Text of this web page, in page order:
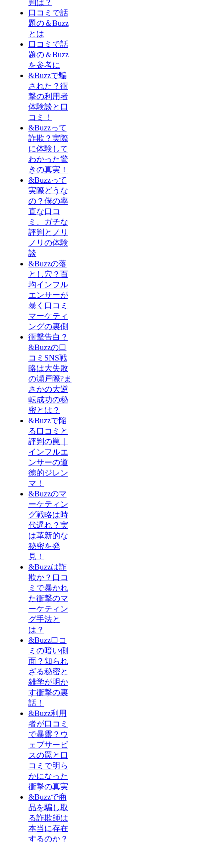
判は？
口コミで話
題の＆Buzz
とは
口コミで話
題の＆Buzz
を参考に
&Buzzで騙
された？衝
撃の利用者
体験談と口
コミ！
&Buzzって
詐欺？実際
に体験して
わかった驚
きの真実！
&Buzzって
実際どうな
の？僕の率
直な口コ
ミ、ガチな
評判とノリ
ノリの体験
談
&Buzzの落
とし穴？百
均インフル
エンサーが
暴く口コミ
マーケティ
ングの裏側
衝撃告白？
&Buzzの口
コミSNS戦
略は大失敗
の瀬戸際?ま
さかの大逆
転成功の秘
密とは？
&Buzzで陥
る口コミと
評判の罠｜
インフルエ
ンサーの道
徳的ジレン
マ！
&Buzzのマ
ーケティン
グ戦略は時
代遅れ？実
は革新的な
秘密を発
見！
&Buzzは詐
欺か？口コ
ミで暴かれ
た衝撃のマ
ーケティン
グ手法と
は？
&Buzz口コ
ミの暗い側
面？知られ
ざる秘密と
雑学が明か
す衝撃の裏
話！
&Buzz利用
者が口コミ
で暴露？ウ
ェブサービ
スの罠と口
コミで明ら
かになった
衝撃の真実
&Buzzで商
品を騙し取
る詐欺師は
本当に存在
するのか？